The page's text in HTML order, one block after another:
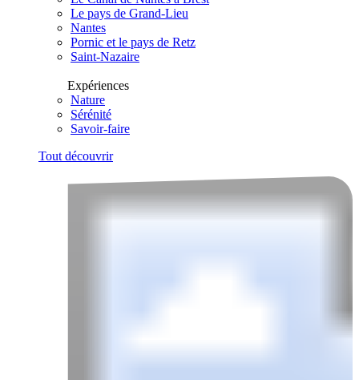
Le pays de Grand-Lieu
Nantes
Pornic et le pays de Retz
Saint-Nazaire
Expériences
Nature
Sérénité
Savoir-faire
Tout découvrir